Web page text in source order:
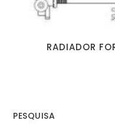
RADIADOR
PESQUISA